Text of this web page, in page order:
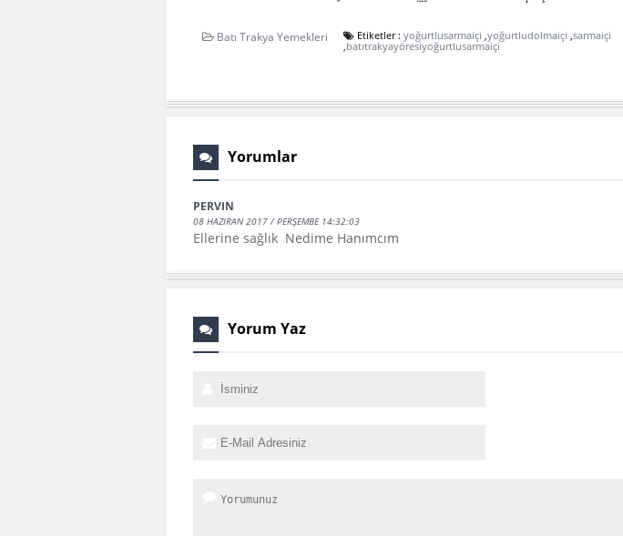
Batı Trakya Yemekleri Etiketler : yoğurtlusarmaiçi yoğurtludolmaiçi sarmaiçi
batıtrakyayöresiyoğurtlusarmaiçi
Yorumlar
PERVIN
08 HAZIRAN 2017 / PERŞEMBE 14:32:03
Ellerine sağlık Nedime Hanımcım
Yorum Yaz